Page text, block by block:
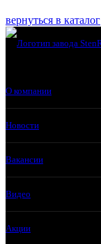
вернуться в каталог
О компании
Новости
Вакансии
Видео
Акции